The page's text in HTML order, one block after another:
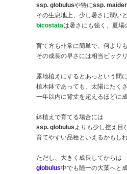
ssp. globulusや特にssp.
その生息地上、少し暑さに弱い
bicostataは暑さにも強く、夏場
育て方も非常に簡単で、何より
その成長の早さには相当ビック
露地植えにするとあっという間
植木鉢であっても、太陽にたく
一年以内に背丈を超えるほどに
鉢植えで育てる場合には
ssp. globulusよりも少し控え目
育てやすい品種といえるかもし
ただし、大きく成長してからは
globulus中でも随一の大葉へと